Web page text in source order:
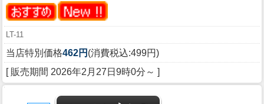
LT-11
当店特別価格462円 (消費税込:499円)
[ 販売期間 2026年2月27日9時0分 ～ ]